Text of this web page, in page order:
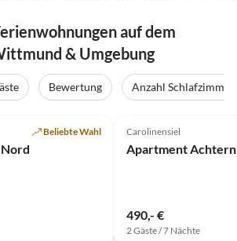
auf dem
& Umgebung
Bewertung
Anzahl Schlafzimmer
Beliebte Wahl Carolinensiel
Apartment Achtern
490,- €
2 Gäste / 7 Nächte